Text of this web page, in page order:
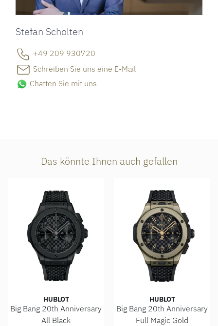
Stefan Scholten
+49 209 930720
Schreiben Sie uns eine E-Mail
Chatten Sie mit uns
Das könnte Ihnen auch gefallen
HUBLOT
Big Bang 20th Anniversary
All Black
HUBLOT
Big Bang 20th Anniversary
Full Magic Gold